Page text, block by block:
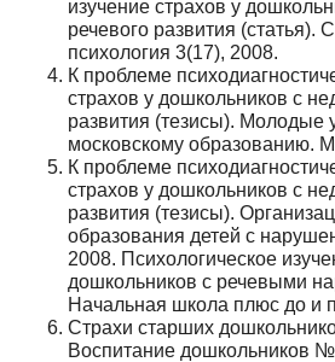
изучение страхов у
речевого развития (статья).
психология 3(17), 2008.
К проблеме
страхов у дошкольников с
развития (тезисы). Молодые
московскому образованию.
К проблеме
страхов у дошкольников с
развития (тезисы).
образования детей с
2008. Психологическое
дошкольников с речевыми
Начальная школа плюс до и
Страхи старших
Воспитание дошкольников